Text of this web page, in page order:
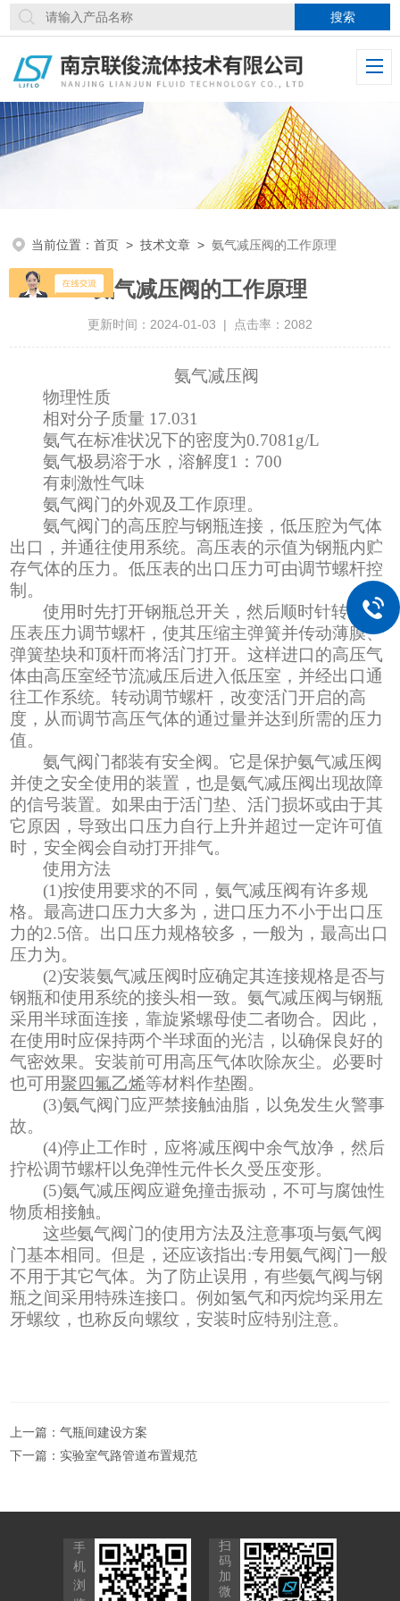
当前位置：首页 >技术文章 >氨气减压阀的工作原理
氨气减压阀的工作原理
更新时间：2024-01-03 | 点击率：2082
氨气减压阀
物理性质
相对分子质量 17.031
氨气在标准状况下的密度为0.7081g/L
氨气极易溶于水，溶解度1：700
有刺激性气味
氨气阀门的外观及工作原理。
氨气阀门的高压腔与钢瓶连接，低压腔为气体
出口，并通往使用系统。高压表的示值为钢瓶内贮
存气体的压力。低压表的出口压力可由调节螺杆控
制。
使用时先打开钢瓶总开关，然后顺时针转动低
压表压力调节螺杆，使其压缩主弹簧并传动薄膜、
弹簧垫块和顶杆而将活门打开。这样进口的高压气
体由高压室经节流减压后进入低压室，并经出口通
往工作系统。转动调节螺杆，改变活门开启的高
度，从而调节高压气体的通过量并达到所需的压力
值。
氨气阀门都装有安全阀 。它是保护氨气减压阀
并使之安全使用的装置，也是氨气减压阀出现故障
的信号装置。如果由于活门垫、活门损坏或由于其
它原因，导致出口压力自行上升并超过一定许可值
时，安全阀会自动打开排气。
使用方法
(1)按使用要求的不同，氨气减压阀有许多规
格。最高进口压力大多为，进口压力不小于出口压
力的2.5倍。出口压力规格较多，一般为，最高出口
压力为。
(2)安装氨气减压阀时应确定其连接规格是否与
钢瓶和使用系统的接头相一致。氨气减压阀与钢瓶
采用半球面连接，靠旋紧螺母使二者吻合。因此，
在使用时应保持两个半球面的光洁，以确保良好的
气密效果。安装前可用高压气体吹除灰尘。必要时
也可用聚四氟乙烯等材料作垫圈。
(3)氨气阀门应严禁接触油脂，以免发生火警事
故。
(4)停止工作时，应将减压阀中余气放净，然后
拧松调节螺杆以免弹性元件长久受压变形。
(5)氨气减压阀应避免撞击振动，不可与腐蚀性
物质相接触。
这些氨气阀门的使用方法及注意事项与氨气阀
门基本相同。但是，还应该指出:专用氨气阀门一般
不用于其它气体。为了防止误用，有些氨气阀与钢
瓶之间采用特殊连接口。例如氢气和丙烷均采用左
牙螺纹，也称反向螺纹，安装时应特别注意。
上一篇：气瓶间建设方案
下一篇： 实验室气路管道布置规范
手
机
浏
扫
码
加
微